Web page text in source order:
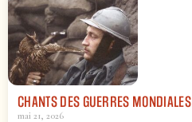
CHANTS DES GUERRES MONDIALES
mai 21, 2026